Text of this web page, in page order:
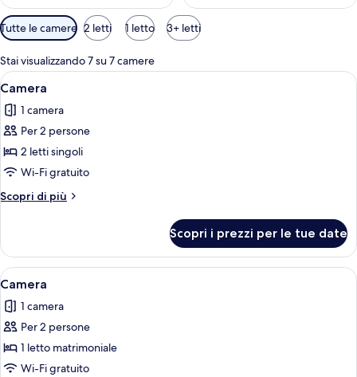
Filtri
disponibili
per
le
camere
Tutte le camere 2 letti 1 letto 3+ letti
Stai visualizzando 7 su 7 camere
Apri
tutte
le
foto
per
Camera
Una camera d'albergo con due letti,
3
Camera
1 camera
Per 2 persone
2 letti singoli
Wi-Fi gratuito
Scopri di più
Altri
Scopri i prezzi per le tue date
Apri
tutte
le
foto
per
Camera
Una camera d'albergo con un letto,
4
Camera
1 camera
Per 2 persone
1 letto matrimoniale
Wi-Fi gratuito